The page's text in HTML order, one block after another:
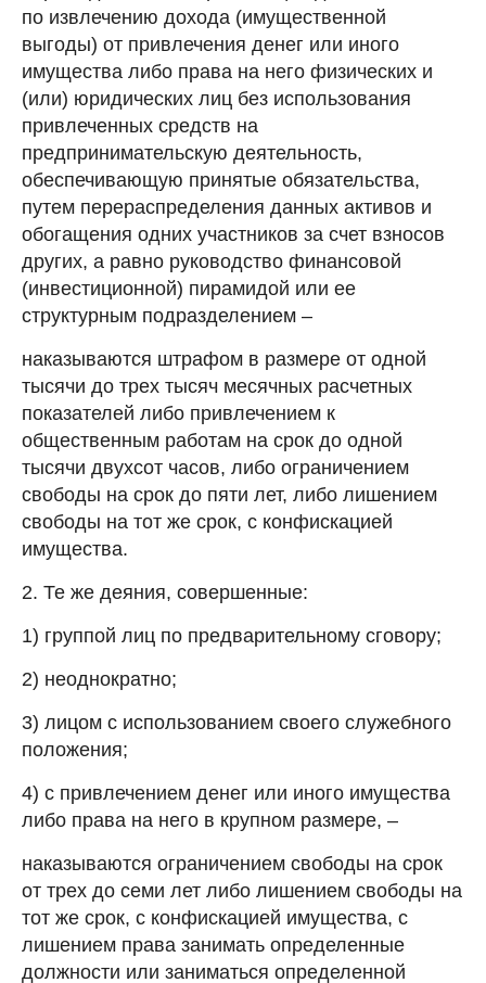
по извлечению дохода (имущественной
выгоды) от привлечения денег или иного
имущества либо права на него физических и
(или) юридических лиц без использования
привлеченных средств на
предпринимательскую деятельность,
обеспечивающую принятые обязательства,
путем перераспределения данных активов и
обогащения одних участников за счет взносов
других, а равно руководство финансовой
(инвестиционной) пирамидой или ее
структурным подразделением –
наказываются штрафом в размере от одной
тысячи до трех тысяч месячных расчетных
показателей либо привлечением к
общественным работам на срок до одной
тысячи двухсот часов, либо ограничением
свободы на срок до пяти лет, либо лишением
свободы на тот же срок, с конфискацией
имущества.
2. Те же деяния, совершенные:
1) группой лиц по предварительному сговору;
2) неоднократно;
3) лицом с использованием своего служебного
положения;
4) с привлечением денег или иного имущества
либо права на него в крупном размере, –
наказываются ограничением свободы на срок
от трех до семи лет либо лишением свободы на
тот же срок, с конфискацией имущества, с
лишением права занимать определенные
должности или заниматься определенной